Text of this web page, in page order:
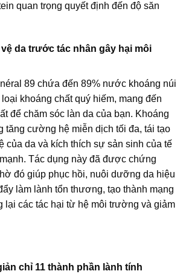
quan trọng quyết định đến độ săn
da trước tác nhân gây hại môi
89 chứa đến 89% nước khoáng núi
khoáng chất quý hiếm, mang đến
để chăm sóc làn da của bạn. Khoáng
tăng cường hệ miễn dịch tối đa, tái tạo
của da và kích thích sự sản sinh của tế
Tác dụng này đã được chứng
đó giúp phục hồi, nuôi dưỡng da hiệu
làm lành tổn thương, tạo thành mạng
lại các tác hại từ hệ môi trường và giảm
chỉ 11 thành phần lành tính